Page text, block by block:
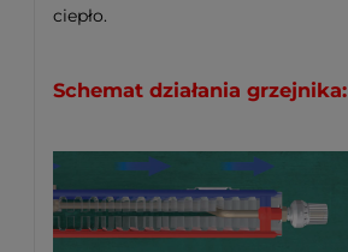
ciepło.
Schemat działania grzejnika: